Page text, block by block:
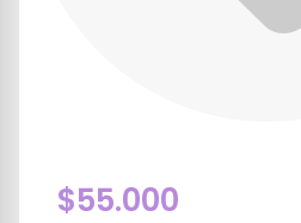
$55.000